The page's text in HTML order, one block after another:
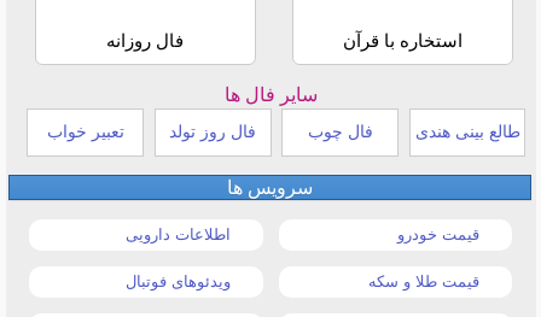
استخاره با قرآن فال روزانه
سایر فال ها
طالع بینی هندی فال چوب فال روز تولد تعبیر خواب
سرویس ها
قیمت خودرو اطلاعات دارویی
قیمت طلا و سکه ویدئوهای فوتبال